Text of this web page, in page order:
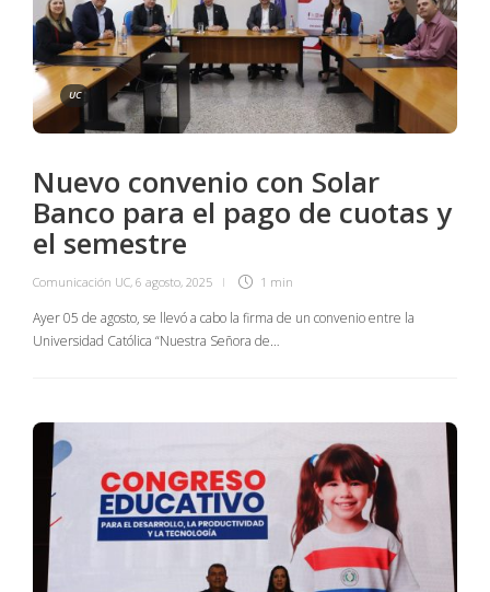
UC
Nuevo convenio con Solar
Banco para el pago de cuotas y
el semestre
Comunicación UC, 6 agosto, 2025 1 min
Ayer 05 de agosto, se llevó a cabo la firma de un convenio entre la
Universidad Católica “Nuestra Señora de…